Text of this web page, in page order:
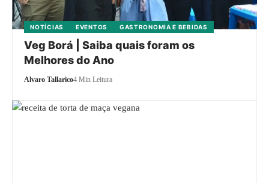
NOTÍCIAS EVENTOS GASTRONOMIA E BEBIDAS
Veg Borá | Saiba quais foram os
Melhores do Ano
Alvaro Tallarico4 Min Leitura